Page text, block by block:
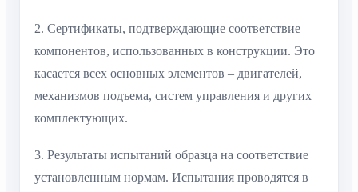
2. Сертификаты, подтверждающие соответствие
компонентов, использованных в конструкции. Это
касается всех основных элементов – двигателей,
механизмов подъема, систем управления и других
комплектующих.
3. Результаты испытаний образца на соответствие
установленным нормам. Испытания проводятся в